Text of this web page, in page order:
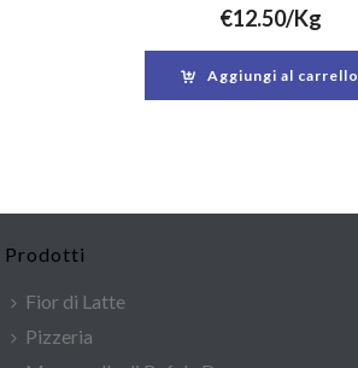
€12.50/Kg
Aggiungi al carrello
Prodotti
Fior di Latte
Pizzeria